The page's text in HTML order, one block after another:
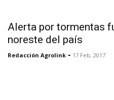
Alerta por tormentas
noreste del país
Redacción Agrolink - 17 Feb, 2017